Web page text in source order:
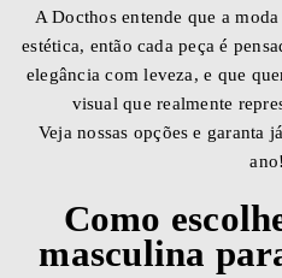
A Docthos entende que a
estética, então cada peça é
elegância com leveza, e que
visual que realmente
Veja nossas opções e garanta
ano!
Como
masculina